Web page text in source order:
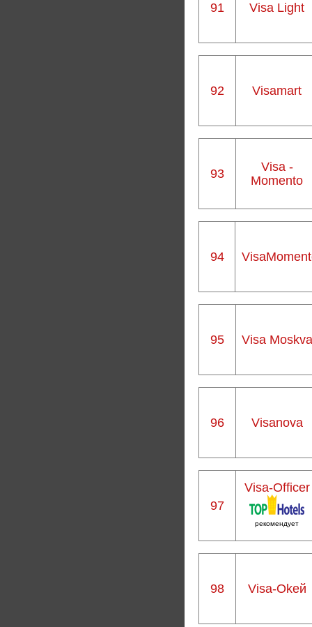
91 Visa Light
92 Visamart
93
Visa -
Momento
94
95 Visa Moskva
96 Visanova
97
Visa-Officer
рекомендует
98 Visa-Okей